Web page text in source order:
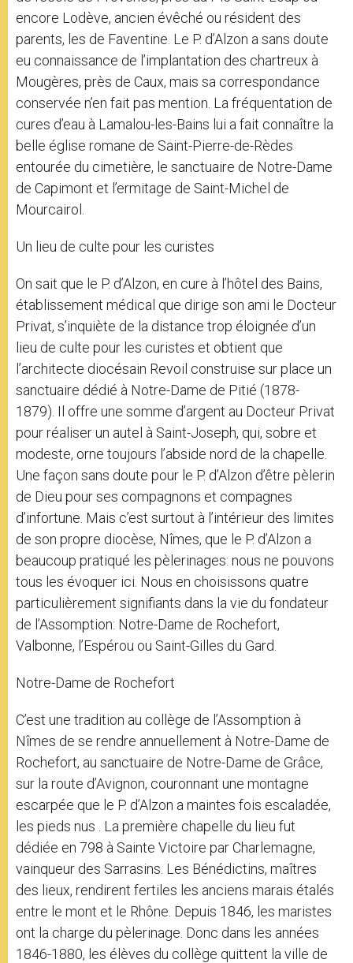
encore Lodève, ancien évêché ou résident des
parents, les de Faventine. Le P. d’Alzon a sans doute
eu connaissance de l’implantation des chartreux à
Mougères, près de Caux, mais sa correspondance
conservée n’en fait pas mention. La fréquentation de
cures d’eau à Lamalou-les-Bains lui a fait connaître la
belle église romane de Saint-Pierre-de-Rèdes
entourée du cimetière, le sanctuaire de Notre-Dame
de Capimont et l’ermitage de Saint-Michel de
Mourcairol.
Un lieu de culte pour les curistes
On sait que le P. d’Alzon, en cure à l’hôtel des Bains,
établissement médical que dirige son ami le Docteur
Privat, s’inquiète de la distance trop éloignée d’un
lieu de culte pour les curistes et obtient que
l’architecte diocésain Revoil construise sur place un
sanctuaire dédié à Notre-Dame de Pitié (1878-
1879). Il offre une somme d’argent au Docteur Privat
pour réaliser un autel à Saint-Joseph, qui, sobre et
modeste, orne toujours l’abside nord de la chapelle.
Une façon sans doute pour le P. d’Alzon d’être pèlerin
de Dieu pour ses compagnons et compagnes
d’infortune. Mais c’est surtout à l’intérieur des limites
de son propre diocèse, Nîmes, que le P. d’Alzon a
beaucoup pratiqué les pèlerinages: nous ne pouvons
tous les évoquer ici. Nous en choisissons quatre
particulièrement signifiants dans la vie du fondateur
de l’Assomption: Notre-Dame de Rochefort,
Valbonne, l’Espérou ou Saint-Gilles du Gard.
Notre-Dame de Rochefort
C’est une tradition au collège de l’Assomption à
Nîmes de se rendre annuellement à Notre-Dame de
Rochefort, au sanctuaire de Notre-Dame de Grâce,
sur la route d’Avignon, couronnant une montagne
escarpée que le P. d’Alzon a maintes fois escaladée,
les pieds nus . La première chapelle du lieu fut
dédiée en 798 à Sainte Victoire par Charlemagne,
vainqueur des Sarrasins. Les Bénédictins, maîtres
des lieux, rendirent fertiles les anciens marais étalés
entre le mont et le Rhône. Depuis 1846, les maristes
ont la charge du pèlerinage. Donc dans les années
1846-1880, les élèves du collège quittent la ville de